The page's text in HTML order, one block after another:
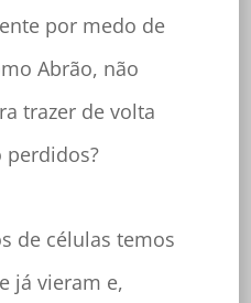
por medo de
Abrão, não
trazer de volta
perdidos?
de células temos
já vieram e,